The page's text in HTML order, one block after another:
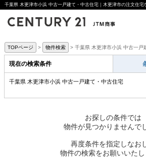
千葉県 木更津市小浜 中古一戸建て・中古住宅｜木更津市の注文住
TOPページ 物件検索 千葉県 木更津市小浜 中古一戸
現在の検索条件
千葉県 木更津市小浜 中古一戸建て・中古住宅
お探しの条件では
物件が見つかりませんで
再度条件を指定しなお
物件の検索をお願いいたし